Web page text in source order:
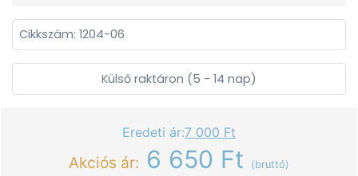
Cikkszám: 1204-06
Külső raktáron (5 - 14 nap)
Eredeti ár:7 000 Ft
Akciós ár: 6 650 Ft (bruttó)